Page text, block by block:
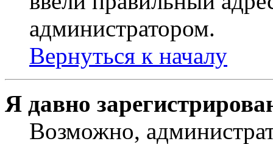
администратором.
Вернуться к началу
Я давно
Возможно,